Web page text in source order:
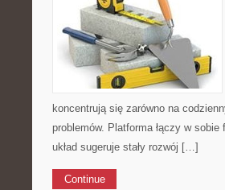
koncentrują się zarówno na
problemów. Platforma łączy w
układ sugeruje stały rozwój […]
Continue